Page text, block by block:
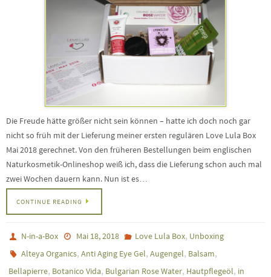
Die Freude hätte größer nicht sein können – hatte ich doch noch gar
nicht so früh mit der Lieferung meiner ersten regulären Love Lula Box
Mai 2018 gerechnet. Von den früheren Bestellungen beim englischen
Naturkosmetik-Onlineshop weiß ich, dass die Lieferung schon auch mal
zwei Wochen dauern kann. Nun ist es…
CONTINUE READING
N-in-a-Box Mai 18, 2018 Love Lula Box, Unboxing
Alteya Organics,Anti Aging Eye Gel,Augengel, Balsam,
Bellapierre, Botanico Vida, Bulgarian Rose Water, Hautpflegeöl, in